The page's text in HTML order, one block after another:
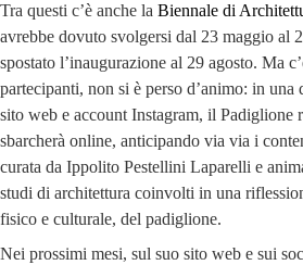
Tra questi c’è anche la Biennale di
avrebbe dovuto svolgersi dal 23 maggio al
spostato l’inaugurazione al 29 agosto. Ma
partecipanti, non si è perso d’animo: in
sito web e account Instagram, il Padiglione
sbarcherà online, anticipando via via i
curata da Ippolito Pestellini Laparelli e
studi di architettura coinvolti in una
fisico e culturale, del padiglione.
Nei prossimi mesi, sul suo sito web e sui